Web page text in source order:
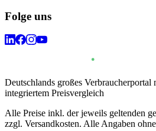
Folge uns
Deutschlands großes Verbraucherportal
integriertem Preisvergleich
Alle Preise inkl. der jeweils geltenden
zzgl. Versandkosten. Alle Angaben